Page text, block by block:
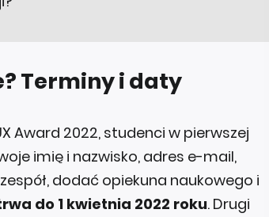
Terminy i daty
Award 2022, studenci w pierwszej
imię i nazwisko, adres e-mail,
dodać opiekuna naukowego i
do 1 kwietnia 2022 roku. Drugi